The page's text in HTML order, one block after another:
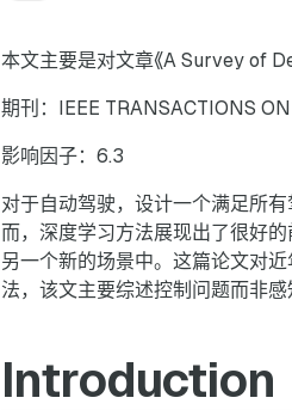
本文主要是对文章《A Survey of
期刊：IEEE TRANSACTIONS
影响因子：6.3
对于自动驾驶，设计一个满足所
而，深度学习方法展现出了很好
另一个新的场景中。这篇论文对
法，该文主要综述控制问题而非
Introduction